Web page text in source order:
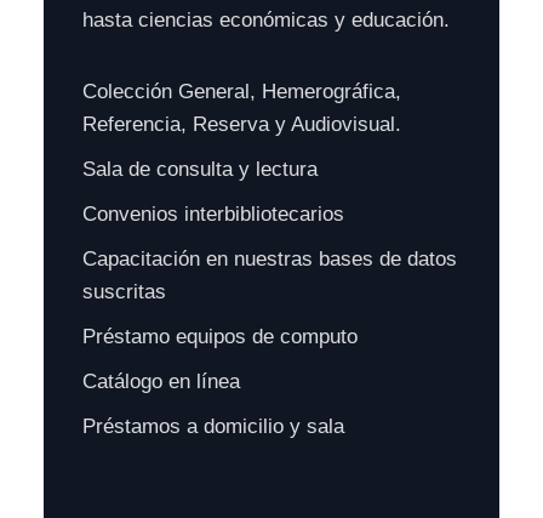
hasta ciencias económicas y educación.
Colección General, Hemerográfica,
Referencia, Reserva y Audiovisual.
Sala de consulta y lectura
Convenios interbibliotecarios
Capacitación en nuestras bases de datos
suscritas
Préstamo equipos de computo
Catálogo en línea
Préstamos a domicilio y sala